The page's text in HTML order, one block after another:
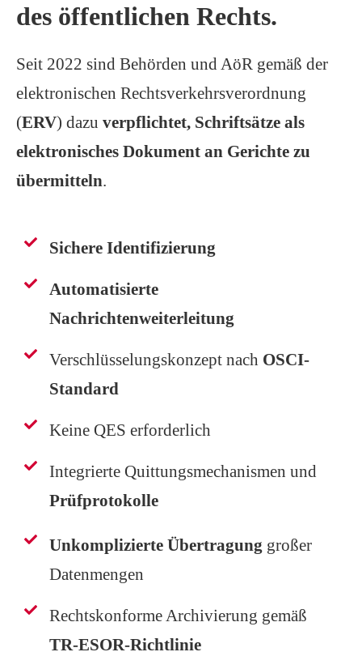
des öffentlichen Rechts.
Seit 2022 sind Behörden und AöR gemäß der
elektronischen Rechtsverkehrsverordnung
(ERV) dazu verpflichtet, Schriftsätze als
elektronisches Dokument an Gerichte zu
übermitteln.
Sichere Identifizierung
Automatisierte
Nachrichtenweiterleitung
Verschlüsselungskonzept nach OSCI-
Standard
Keine QES erforderlich
Integrierte Quittungsmechanismen und
Prüfprotokolle
Unkomplizierte Übertragung großer
Datenmengen
Rechtskonforme Archivierung gemäß
TR-ESOR-Richtlinie